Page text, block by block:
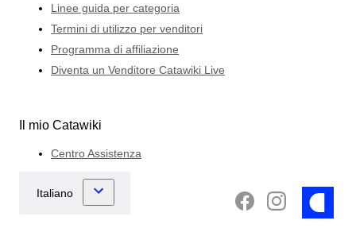
Linee guida per categoria
Termini di utilizzo per venditori
Programma di affiliazione
Diventa un Venditore Catawiki Live
Il mio Catawiki
Centro Assistenza